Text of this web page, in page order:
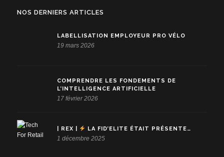
NOS DERNIERS ARTICLES
LABELLISATION EMPLOYEUR PRO VÉLO
19 mars 2026
COMPRENDRE LES FONDEMENTS DE
L’INTELLIGENCE ARTIFICIELLE
17 février 2026
| REX | LA FID’ELITE ÉTAIT PRÉSENTE…
1 décembre 2025